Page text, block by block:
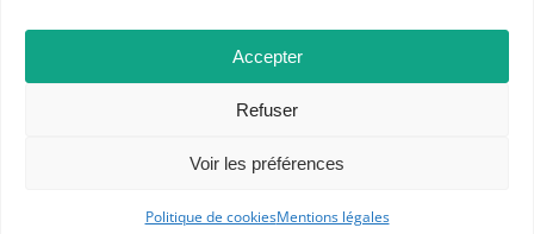
Accepter
Refuser
Voir les préférences
Politique de cookiesMentions légales